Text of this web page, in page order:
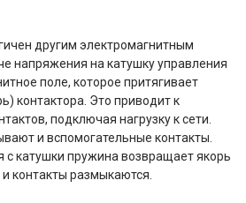
другим электромагнитным
напряжения на катушку управления
поле, которое притягивает
контактора. Это приводит к
подключая нагрузку к сети.
и вспомогательные контакты.
с катушки пружина возвращает якорь
контакты размыкаются.